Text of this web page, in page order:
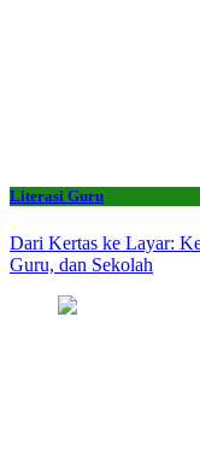
Literasi Guru
Dari Kertas ke Layar:
Guru, dan Sekolah